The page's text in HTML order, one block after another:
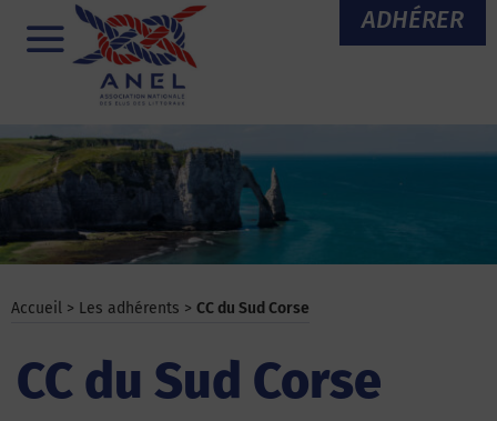
ADHÉRER
Menu
Accueil > Les adhérents > CC du Sud Corse
CC du Sud Corse